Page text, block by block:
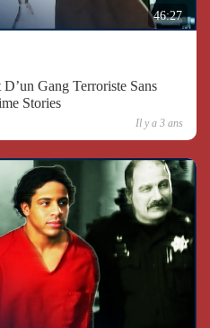
46:27
Gang Terroriste Sans
Stories
Il y a 3 ans